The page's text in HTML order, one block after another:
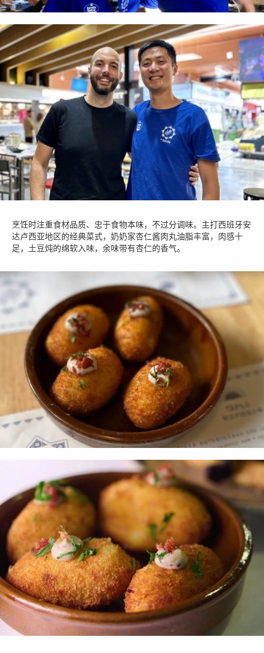
烹饪时注重食材品质、忠于食物本味，不过分调味。主打西班牙安
达卢西亚地区的经典菜式，奶奶家杏仁酱肉丸油脂丰富，肉感十
足，土豆炖的绵软入味，余味带有杏仁的香气。